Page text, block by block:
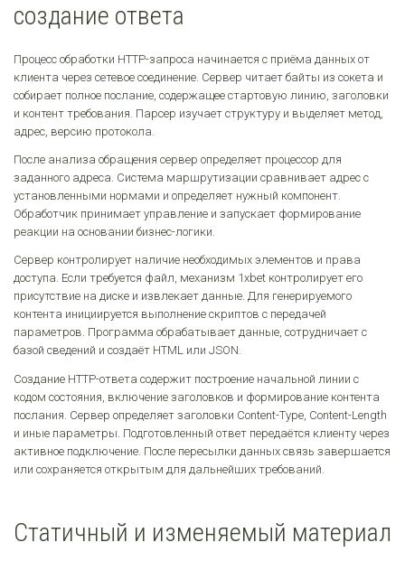
создание ответа
Процесс обработки HTTP-запроса начинается с приёма данных от
клиента через сетевое соединение. Сервер читает байты из сокета и
собирает полное послание, содержащее стартовую линию, заголовки
и контент требования. Парсер изучает структуру и выделяет метод,
адрес, версию протокола.
После анализа обращения сервер определяет процессор для
заданного адреса. Система маршрутизации сравнивает адрес с
установленными нормами и определяет нужный компонент.
Обработчик принимает управление и запускает формирование
реакции на основании бизнес-логики.
Сервер контролирует наличие необходимых элементов и права
доступа. Если требуется файл, механизм 1xbet контролирует его
присутствие на диске и извлекает данные. Для генерируемого
контента инициируется выполнение скриптов с передачей
параметров. Программа обрабатывает данные, сотрудничает с
базой сведений и создаёт HTML или JSON.
Создание HTTP-ответа содержит построение начальной линии с
кодом состояния, включение заголовков и формирование контента
послания. Сервер определяет заголовки Content-Type, Content-Length
и иные параметры. Подготовленный ответ передаётся клиенту через
активное подключение. После пересылки данных связь завершается
или сохраняется открытым для дальнейших требований.
Статичный и изменяемый материал